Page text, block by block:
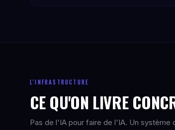
L'INFRASTRUCTURE
CE QU'ON LIVRE
Pas de l'IA pour faire de l'IA. Un système